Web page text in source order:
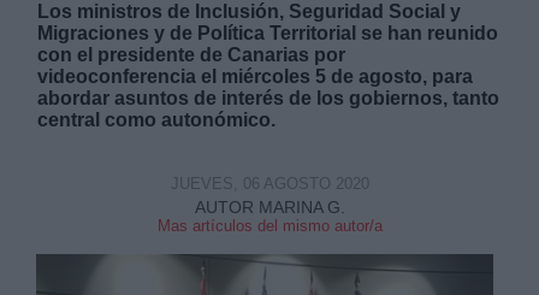
Los ministros de Inclusión, Seguridad Social y
Migraciones y de Política Territorial se han reunido
con el presidente de Canarias por
videoconferencia el miércoles 5 de agosto, para
abordar asuntos de interés de los gobiernos, tanto
central como autonómico.
AUTOR MARINA G.
Mas artículos del mismo autor/a
JUEVES, 06 AGOSTO 2020
Destinatarios: